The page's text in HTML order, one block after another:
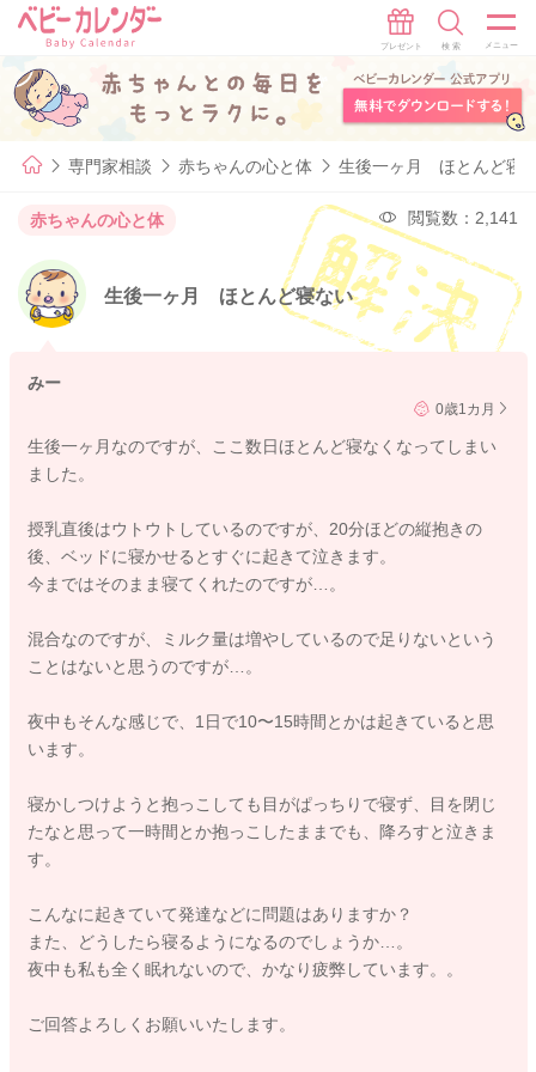
専門家相談 赤ちゃんの心と体 生後一ヶ月 ほとんど寝
赤ちゃんの心と体 閲覧数：2,141
生後一ヶ月 ほとんど寝ない
みー
0歳1カ月
生後一ヶ月なのですが、ここ数日ほとんど寝なくなってしまい
ました。
授乳直後はウトウトしているのですが、20分ほどの縦抱きの
後、ベッドに寝かせるとすぐに起きて泣きます。
今まではそのまま寝てくれたのですが…。
混合なのですが、ミルク量は増やしているので足りないという
ことはないと思うのですが…。
夜中もそんな感じで、1日で10〜15時間とかは起きていると思
います。
寝かしつけようと抱っこしても目がぱっちりで寝ず、目を閉じ
たなと思って一時間とか抱っこしたままでも、降ろすと泣きま
す。
こんなに起きていて発達などに問題はありますか？
また、どうしたら寝るようになるのでしょうか…。
夜中も私も全く眠れないので、かなり疲弊しています。。
ご回答よろしくお願いいたします。